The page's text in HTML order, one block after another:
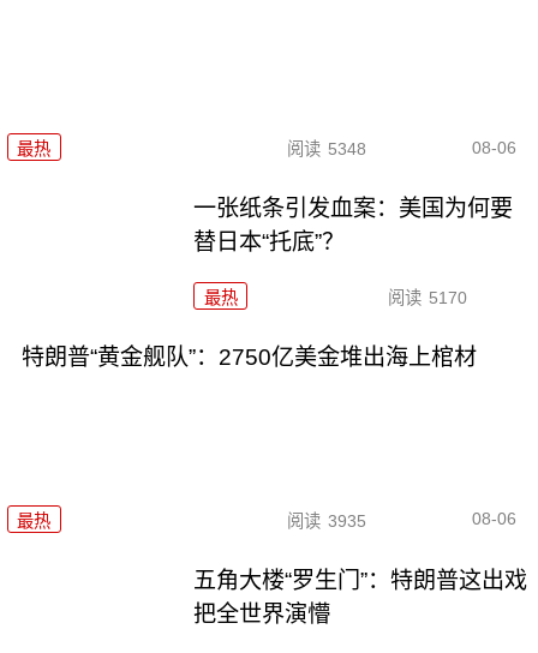
最热 阅读 5348 08-06
一张纸条引发血案：美国为何要
替日本“托底”？
最热 阅读 5170
特朗普“黄金舰队”：2750亿美金堆出海上棺材
最热 阅读 3935 08-06
五角大楼“罗生门”：特朗普这出戏
把全世界演懵